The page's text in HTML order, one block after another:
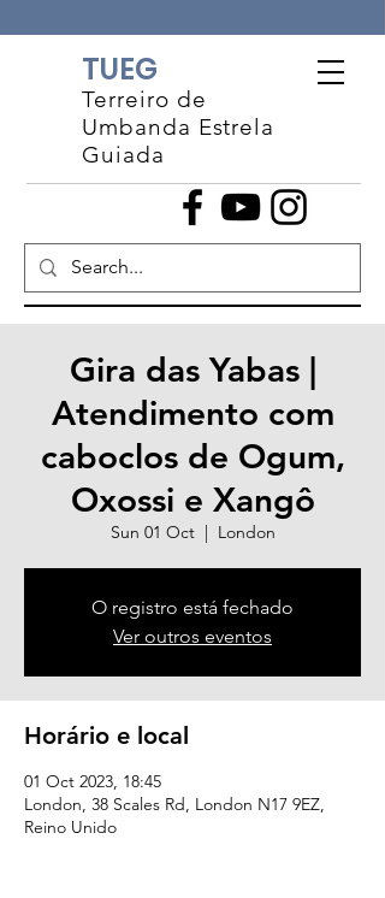
TUEG
Terreiro de
Umbanda Estrela
Guiada
Gira das Yabas |
Atendimento com
caboclos de Ogum,
Oxossi e Xangô
Sun 01 Oct
  |
London
O registro está fechado
Ver outros eventos
Horário e local
01 Oct 2023, 18:45
London, 38 Scales Rd, London N17 9EZ,
Reino Unido